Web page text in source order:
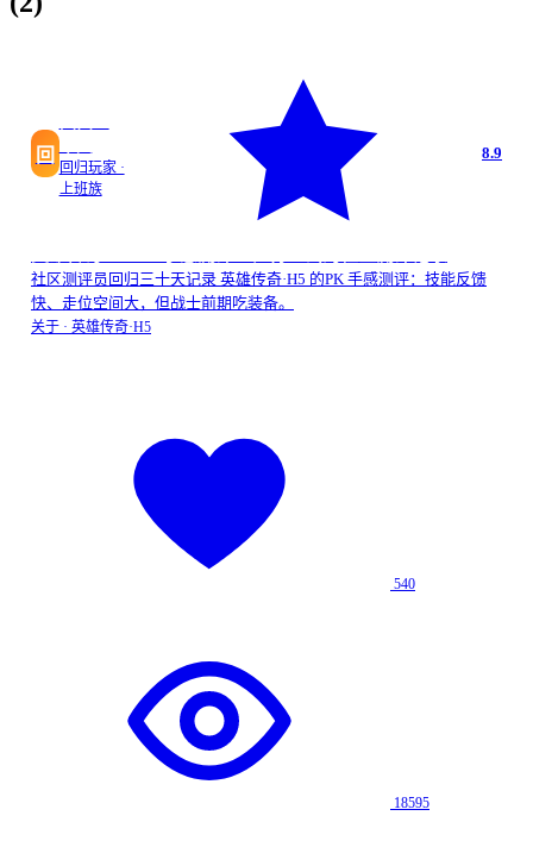
回 十天
回归玩家 ·
上班族
8.9
社区测评员回归三十天记录 英雄传奇·H5 的PK 手感测评：技能反馈
快、走位空间大，但战士前期吃装备。
关于 · 英雄传奇·H5
540
18595